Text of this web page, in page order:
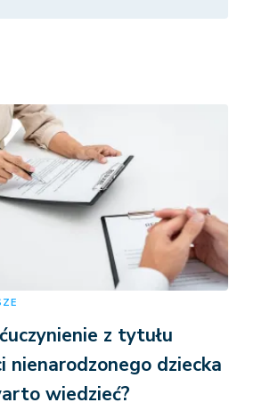
z tytułu
nienarodzonego dziecka
wiedzieć?